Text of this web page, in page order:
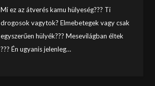
Mi ez az átverés kamu hülyeség??? Ti
drogosok vagytok? Elmebetegek vagy csak
egyszerűen hülyék??? Mesevilágban éltek
??? Én ugyanis jelenleg…